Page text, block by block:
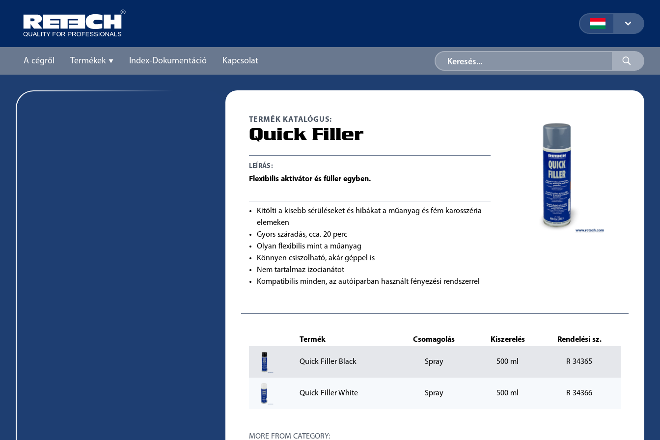
A cégről Termékek Index-Dokumentáció Kapcsolat
TERMÉK KATALÓGUS:
Quick Filler
LEÍRÁS:
Flexibilis aktivátor és füller egyben.
Kitölti a kisebb sérüléseket és hibákat a műanyag és fém karosszéria
elemeken
Gyors száradás, cca. 20 perc
Olyan flexibilis mint a műanyag
Könnyen csiszolható, akár géppel is
Nem tartalmaz izocianátot
Kompatibilis minden, az autóiparban használt fényezési rendszerrel
Termék Csomagolás Kiszerelés Rendelési sz.
Quick Filler Black Spray 500 ml R 34365
Quick Filler White Spray 500 ml R 34366
MORE FROM CATEGORY: